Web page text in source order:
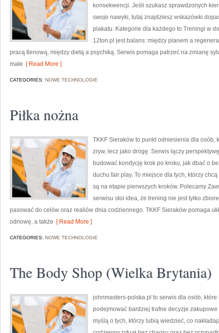
konsekwencji. Jeśli szukasz sprawdzonych
swoje nawyki, tutaj znajdziesz wskazówki
plakatu. Kategorie dla każdego to Treningi w
12ton.pl jest balans: między planem a
pracą tlenową, między dietą a psychiką. Serwis pomaga patrzeć na zmianę
małe [ Read More ]
CATEGORIES: NOWE TECHNOLOGIE
Piłka nożna
TKKF Sieraków to punkt odniesienia dla
zryw, lecz jako drogę. Serwis łączy
budować kondycję krok po kroku, jak dbać o
duchu fair play. To miejsce dla tych, którzy
są na etapie pierwszych kroków. Polecamy
serwisu stoi idea, że trening nie jest tylko
pasować do celów oraz realiów dnia codziennego. TKKF Sieraków pomaga
odnowę, a także [ Read More ]
CATEGORIES: NOWE TECHNOLOGIE
The Body Shop (Wielka Brytania)
johnmasters-polska.pl to serwis dla osób,
podejmować bardziej trafne decyzje
myślą o tych, którzy lubią wiedzieć, co